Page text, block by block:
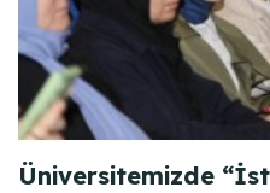
Üniversitemizde